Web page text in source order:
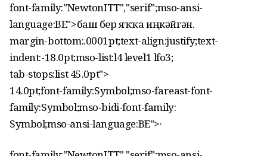
font-family:"NewtonITT","serif";mso-ansi-
language:BE">баш бер яҡҡа иңкәйгән.
margin-bottom:.0001pt;text-align:justify;text-
indent:-18.0pt;mso-list:l4 level1 lfo3;
tab-stops:list 45.0pt">
14.0pt;font-family:Symbol;mso-fareast-font-
family:Symbol;mso-bidi-font-family:
Symbol;mso-ansi-language:BE">·